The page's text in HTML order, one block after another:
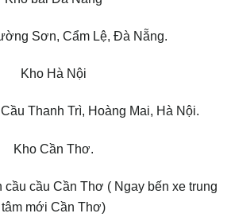
Sơn, Cẩm Lệ, Đà Nẵng.
Kho Hà Nội
Thanh Trì, Hoàng Mai, Hà Nội.
Kho Cần Thơ.
cầu Cần Thơ ( Ngay bến xe trung
tâm mới Cần Thơ)